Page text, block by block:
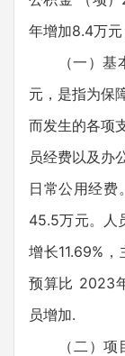
年增加8.4万元
（一）基本
元，是指为保
而发生的各项
员经费以及办
日常公用经费
45.5万元。人
增长11.69%
预算比 2023
员增加.
（二）项目